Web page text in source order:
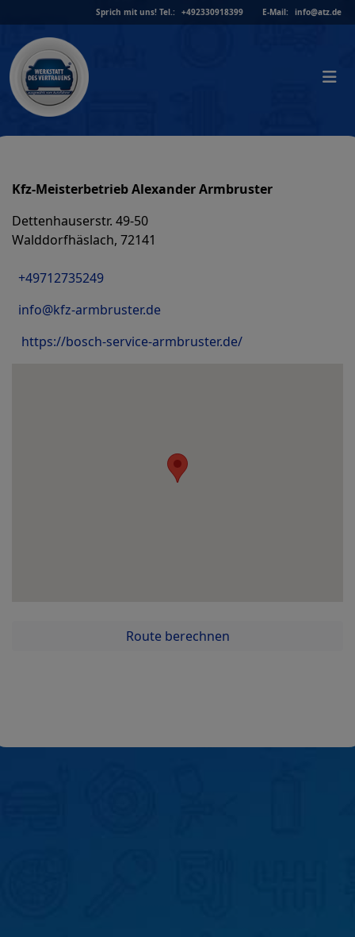
to
content
Sprich mit uns! Tel.: +492330918399 E-Mail: info@atz.de
Kfz-Meisterbetrieb Alexander Armbruster
Dettenhauserstr. 49-50
Walddorfhäslach, 72141
+49712735249
info@kfz-armbruster.de
https://bosch-service-armbruster.de/
Route berechnen